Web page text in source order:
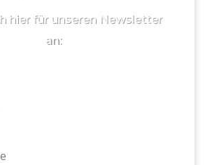
hier für unseren Newsletter
an: